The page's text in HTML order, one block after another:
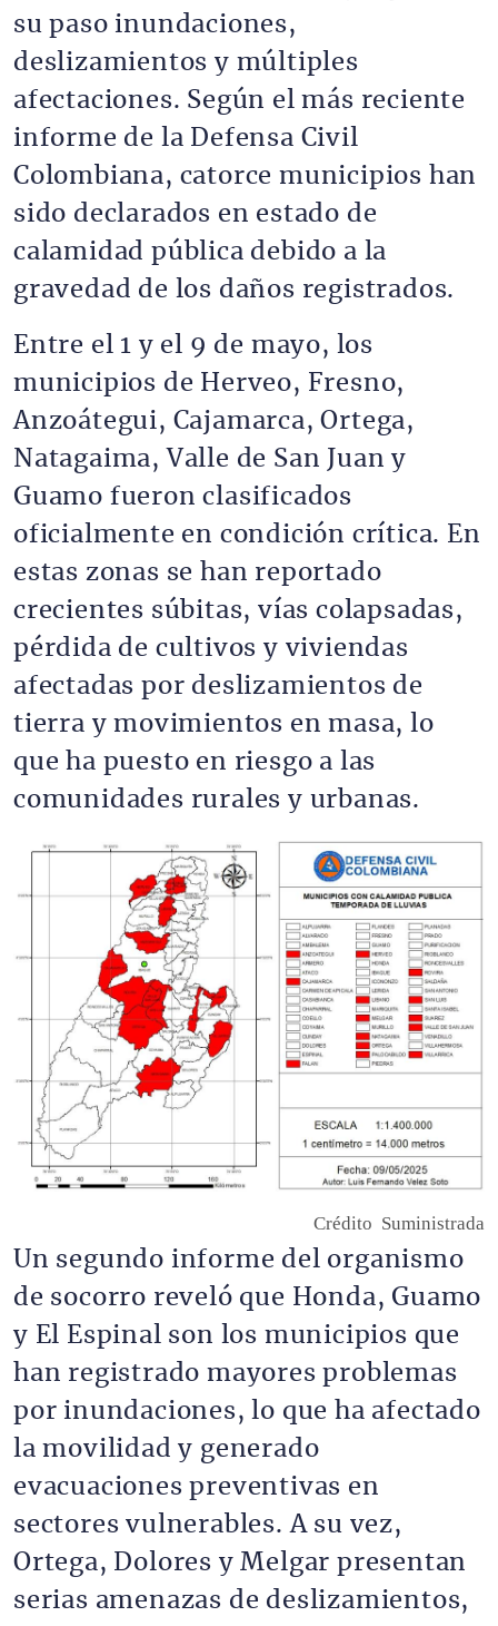
su paso inundaciones,
deslizamientos y múltiples
afectaciones. Según el más reciente
informe de la Defensa Civil
Colombiana, catorce municipios han
sido declarados en estado de
calamidad pública debido a la
gravedad de los daños registrados.
Entre el 1 y el 9 de mayo, los
municipios de Herveo, Fresno,
Anzoátegui, Cajamarca, Ortega,
Natagaima, Valle de San Juan y
Guamo fueron clasificados
oficialmente en condición crítica. En
estas zonas se han reportado
crecientes súbitas, vías colapsadas,
pérdida de cultivos y viviendas
afectadas por deslizamientos de
tierra y movimientos en masa, lo
que ha puesto en riesgo a las
comunidades rurales y urbanas.
Imagen
Crédito Suministrada
Un segundo informe del organismo
de socorro reveló que Honda, Guamo
y El Espinal son los municipios que
han registrado mayores problemas
por inundaciones, lo que ha afectado
la movilidad y generado
evacuaciones preventivas en
sectores vulnerables. A su vez,
Ortega, Dolores y Melgar presentan
serias amenazas de deslizamientos,